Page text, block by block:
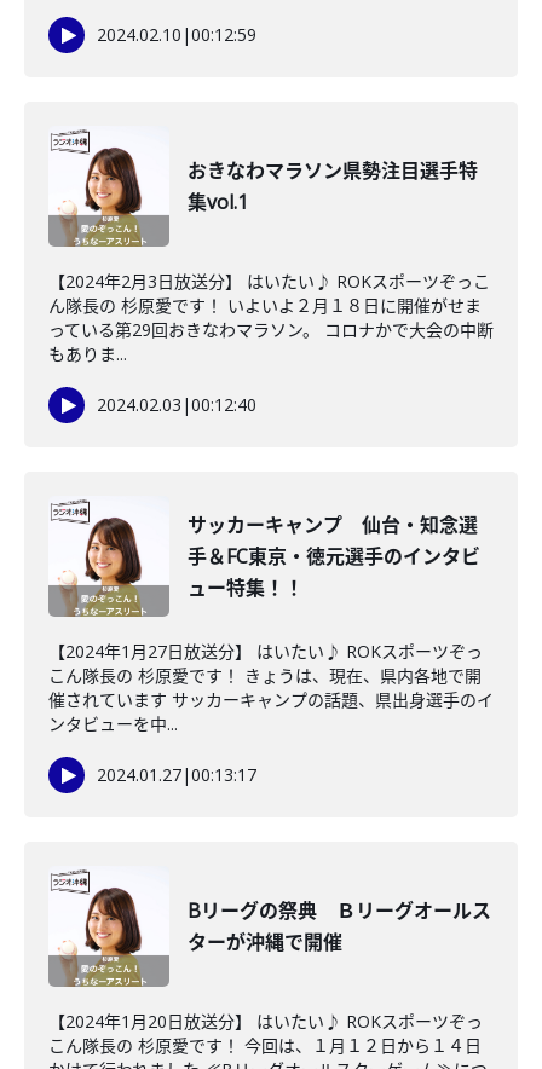
2024.02.10 |00:12:59
おきなわマラソン県勢注目選手特
集vol.1
【2024年2月3日放送分】 はいたい♪ ROKスポーツぞっこ
ん隊長の 杉原愛です！ いよいよ２月１８日に開催がせま
っている第29回おきなわマラソン。 コロナかで大会の中断
もありま...
2024.02.03 |00:12:40
サッカーキャンプ 仙台・知念選
手＆FC東京・徳元選手のインタビ
ュー特集！！
【2024年1月27日放送分】 はいたい♪ ROKスポーツぞっ
こん隊長の 杉原愛です！ きょうは、現在、県内各地で開
催されています サッカーキャンプの話題、県出身選手のイ
ンタビューを中...
2024.01.27|00:13:17
Bリーグの祭典 Ｂリーグオールス
ターが沖縄で開催
【2024年1月20日放送分】 はいたい♪ ROKスポーツぞっ
こん隊長の 杉原愛です！ 今回は、１月１２日から１４日